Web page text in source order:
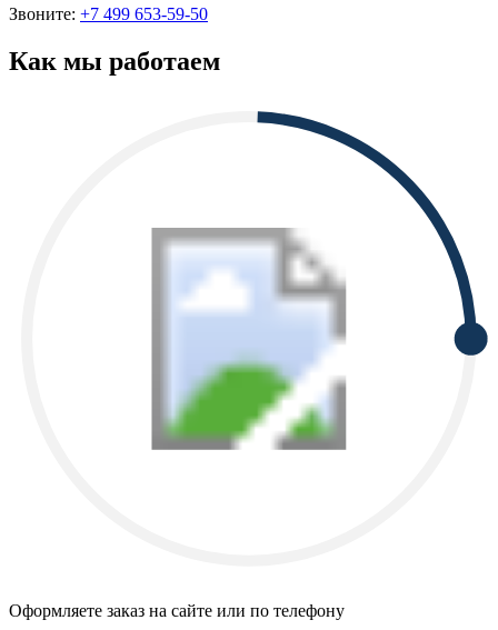
Звоните: +7 499 653-59-50
Как мы работаем
Оформляете заказ на сайте или по телефону